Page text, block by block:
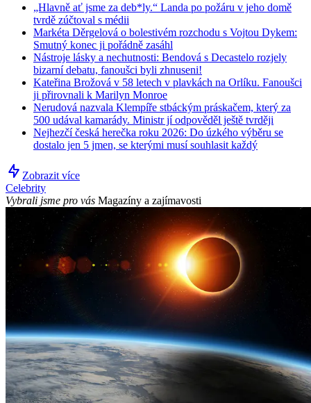
„Hlavně ať jsme za deb*ly.“ Landa po požáru v jeho domě
tvrdě zúčtoval s médii
Markéta Děrgelová o bolestivém rozchodu s Vojtou Dykem:
Smutný konec ji pořádně zasáhl
Nástroje lásky a nechutnosti: Bendová s Decastelo rozjely
bizarní debatu, fanoušci byli zhnuseni!
Kateřina Brožová v 58 letech v plavkách na Orlíku. Fanoušci
ji přirovnali k Marilyn Monroe
Nerudová nazvala Klempíře stbáckým práskačem, který za
500 udával kamarády. Ministr jí odpověděl ještě tvrději
Nejhezčí česká herečka roku 2026: Do úzkého výběru se
dostalo jen 5 jmen, se kterými musí souhlasit každý
Zobrazit více
Celebrity
Vybrali jsme pro vás Magazíny a zajímavosti